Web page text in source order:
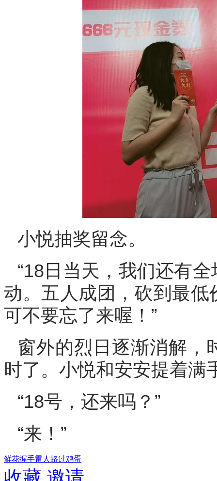
小悦抽奖留念。
“18日当天，我们还有
动。五人成团，砍到最
可不要忘了来喔！”
窗外的烈日逐渐消解，
时了。小悦和安安提着满
“18号，还来吗？”
“来！”
鲜花握手雷人 路过鸡蛋